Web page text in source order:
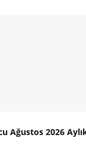
Ağustos 2026